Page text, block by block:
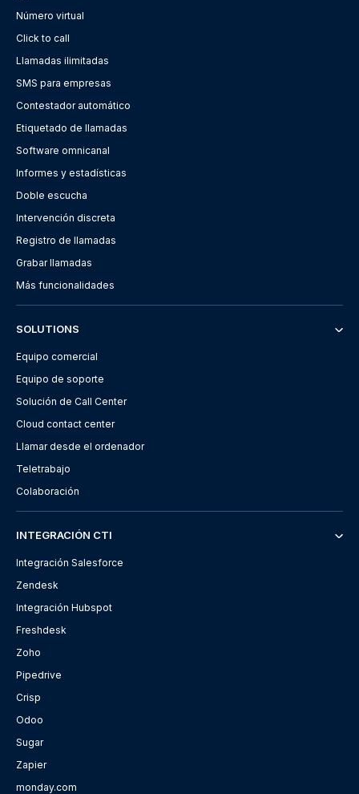
Número virtual
Click to call
Llamadas ilimitadas
SMS para empresas
Contestador automático
Etiquetado de llamadas
Software omnicanal
Informes y estadísticas
Doble escucha
Intervención discreta
Registro de llamadas
Grabar llamadas
Más funcionalidades
SOLUTIONS
Equipo comercial
Equipo de soporte
Solución de Call Center
Cloud contact center
Llamar desde el ordenador
Teletrabajo
Colaboración
INTEGRACIÓN CTI
Integración Salesforce
Zendesk
Integración Hubspot
Freshdesk
Zoho
Pipedrive
Crisp
Odoo
Sugar
Zapier
monday.com